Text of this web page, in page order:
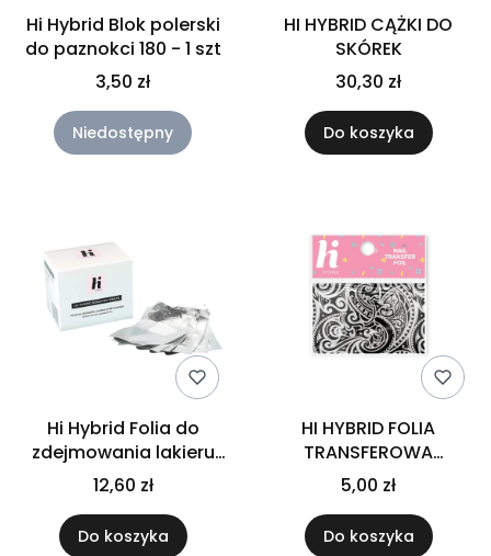
Hi Hybrid Blok polerski
do paznokci 180 - 1 szt
3,50 zł
Niedostępny
HI HYBRID CĄŻKI DO
SKÓREK
30,30 zł
Do koszyka
Hi Hybrid Folia do
zdejmowania lakieru
hybrydowego 50 szt.
12,60 zł
Do koszyka
HI HYBRID FOLIA
TRANSFEROWA
BANDANA #04
5,00 zł
Do koszyka